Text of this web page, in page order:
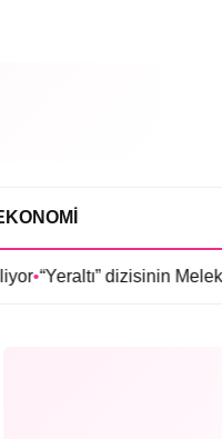
dizisinin Melek’i Ülkü